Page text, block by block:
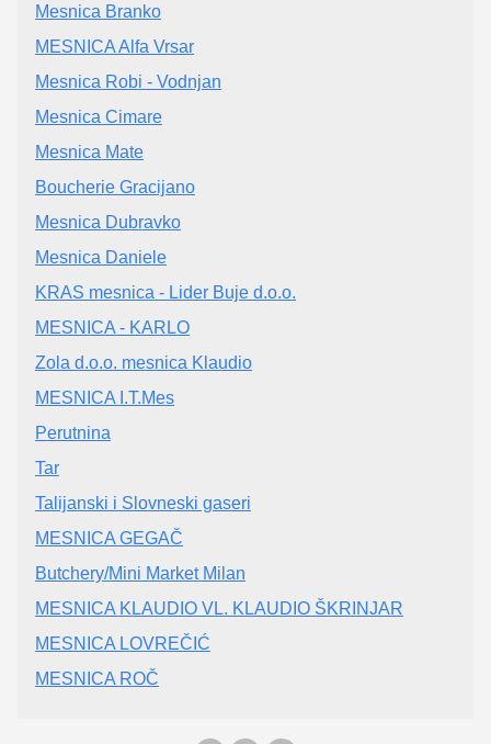
Mesnica Branko
MESNICA Alfa Vrsar
Mesnica Robi - Vodnjan
Mesnica Cimare
Mesnica Mate
Boucherie Gracijano
Mesnica Dubravko
Mesnica Daniele
KRAS mesnica - Lider Buje d.o.o.
MESNICA - KARLO
Zola d.o.o. mesnica Klaudio
MESNICA I.T.Mes
Perutnina
Tar
Talijanski i Slovneski gaseri
MESNICA GEGAČ
Butchery/Mini Market Milan
MESNICA KLAUDIO VL. KLAUDIO ŠKRINJAR
MESNICA LOVREČIĆ
MESNICA ROČ